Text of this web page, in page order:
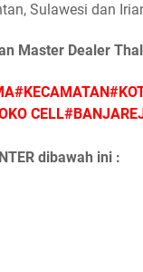
Sulawesi dan
Master Dealer
dibawah ini :